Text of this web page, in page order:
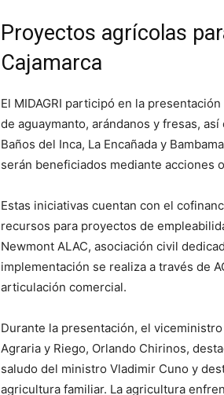
Proyectos agrícolas
Cajamarca
El MIDAGRI participó en la
de aguaymanto, arándanos y fresas,
Baños del Inca, La Encañada y
serán beneficiados mediante acciones
Estas iniciativas cuentan con el
recursos para proyectos de
Newmont ALAC, asociación civil
implementación se realiza a través de
articulación comercial.
Durante la presentación, el
Agraria y Riego, Orlando Chirinos,
saludo del ministro Vladimir Cuno y
agricultura familiar. La agricultura